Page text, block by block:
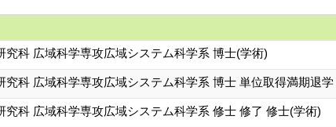
究科 広域科学専攻広域システム科学系 博士(学術)
究科 広域科学専攻広域システム科学系 博士 単位取得満期退学
究科 広域科学専攻広域システム科学系 修士 修了 修士(学術)